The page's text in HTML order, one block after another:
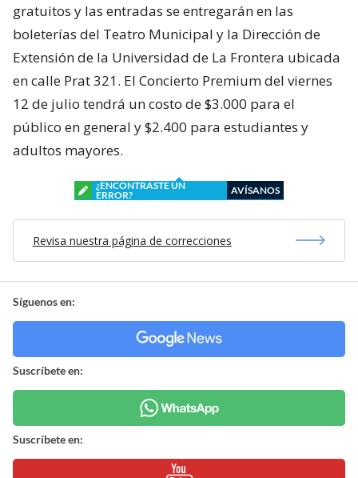
gratuitos y las entradas se entregarán en las
boleterías del Teatro Municipal y la Dirección de
Extensión de la Universidad de La Frontera ubicada
en calle Prat 321. El Concierto Premium del viernes
12 de julio tendrá un costo de $3.000 para el
público en general y $2.400 para estudiantes y
adultos mayores.
¿ENCONTRASTE UN
ERROR?
AVÍSANOS
Revisa nuestra página de correcciones
Síguenos en:
Suscríbete en:
Suscríbete en: